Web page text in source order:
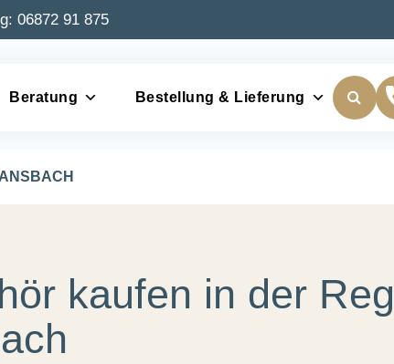
06872 91 875
Beratung Bestellung & Lieferung
kaufen in der